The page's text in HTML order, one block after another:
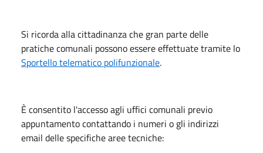
Si ricorda alla cittadinanza che gran parte delle
pratiche comunali possono essere effettuate tramite lo
Sportello telematico polifunzionale.
È consentito l'accesso agli uffici comunali previo
appuntamento contattando i numeri o gli indirizzi
email delle specifiche aree tecniche: